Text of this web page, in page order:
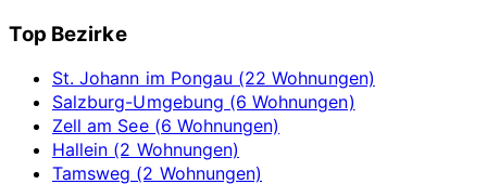
Top Bezirke
St. Johann im Pongau (22 Wohnungen)
Salzburg-Umgebung (6 Wohnungen)
Zell am See (6 Wohnungen)
Hallein (2 Wohnungen)
Tamsweg (2 Wohnungen)